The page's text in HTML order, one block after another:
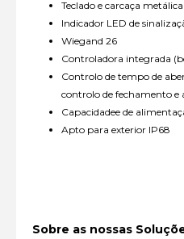
Teclado e carcaça metálica
Indicador LED de
Wiegand 26
Controladora integrada
Controlo de tempo de
controlo de fechamento e
Capacidadee de
Apto para exterior IP68
Sobre as nossas